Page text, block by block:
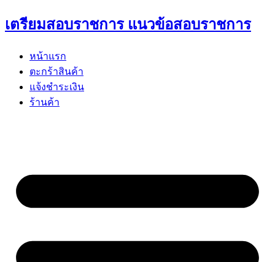
Skip
to
เตรียมสอบราชการ แนวข้อสอบราชการ
หน้าแรก
ตะกร้าสินค้า
แจ้งชำระเงิน
ร้านค้า